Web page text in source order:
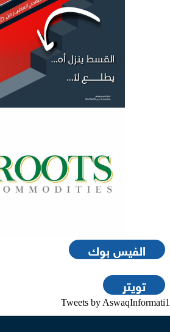
الفيس بوك
تويتر
Tweets by AswaqInformati1